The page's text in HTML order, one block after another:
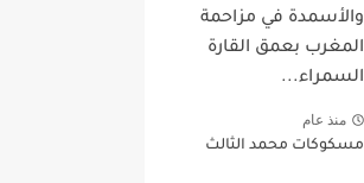
والأسمدة في مزاحمة
المغرب بعمق القارة
السمراء...
منذ عام
مسكوكات محمد الثالث